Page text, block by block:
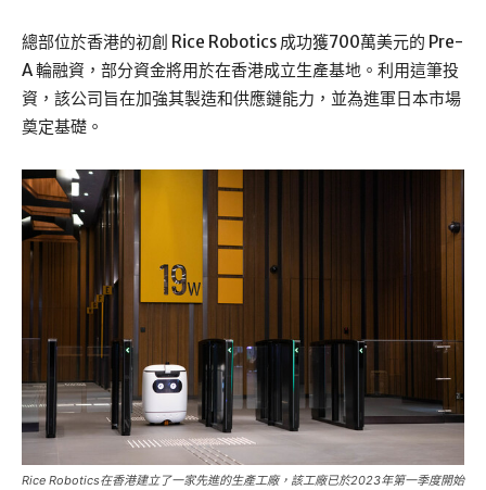
總部位於香港的初創 Rice Robotics 成功獲700萬美元的 Pre-
A 輪融資，部分資金將用於在香港成立生產基地。利用這筆投
資，該公司旨在加強其製造和供應鏈能力，並為進軍日本市場
奠定基礎。
Rice Robotics在香港建立了一家先進的生產工廠，該工廠已於2023年第一季度開始